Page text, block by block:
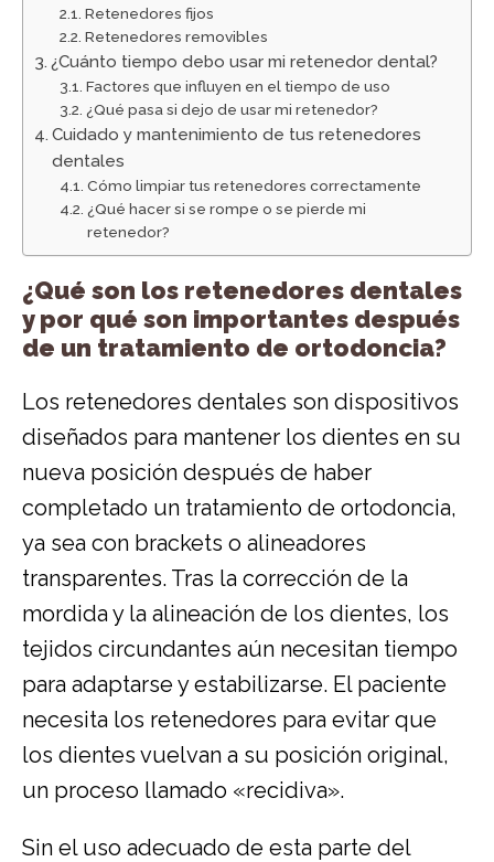
Retenedores fijos
Retenedores removibles
¿Cuánto tiempo debo usar mi retenedor dental?
Factores que influyen en el tiempo de uso
¿Qué pasa si dejo de usar mi retenedor?
Cuidado y mantenimiento de tus retenedores
dentales
Cómo limpiar tus retenedores correctamente
¿Qué hacer si se rompe o se pierde mi
retenedor?
¿Qué son los retenedores dentales
y por qué son importantes después
de un tratamiento de ortodoncia?
Los retenedores dentales son dispositivos
diseñados para mantener los dientes en su
nueva posición después de haber
completado un tratamiento de ortodoncia,
ya sea con brackets o alineadores
transparentes. Tras la corrección de la
mordida y la alineación de los dientes, los
tejidos circundantes aún necesitan tiempo
para adaptarse y estabilizarse. El paciente
necesita los retenedores para evitar que
los dientes vuelvan a su posición original,
un proceso llamado «recidiva».
Sin el uso adecuado de esta parte del